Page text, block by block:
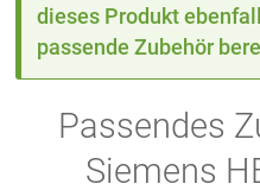
dieses Produkt
passende Zubehör
Passendes
Siemens